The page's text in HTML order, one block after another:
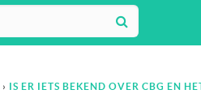
› IS ER IETS BEKEND OVER CBG EN